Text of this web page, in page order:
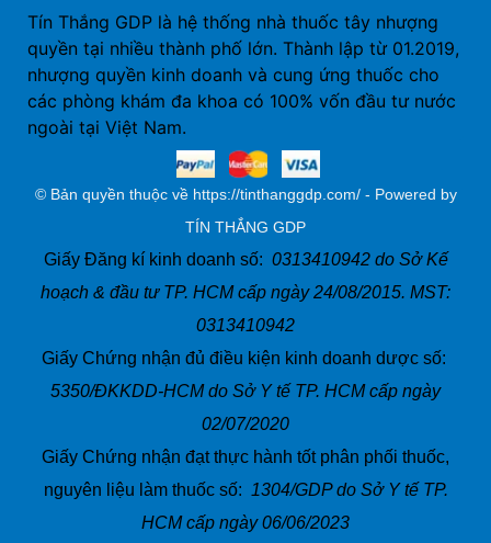
Tín Thắng GDP là hệ thống nhà thuốc tây nhượng
quyền tại nhiều thành phố lớn. Thành lập từ 01.2019,
nhượng quyền kinh doanh và cung ứng thuốc cho
các phòng khám đa khoa có 100% vốn đầu tư nước
ngoài tại Việt Nam.
© Bản quyền thuộc về https://tinthanggdp.com/ - Powered by
TÍN THẮNG GDP
Giấy Đăng kí kinh doanh số: 0313410942 do Sở Kế
hoạch & đầu tư TP. HCM cấp ngày 24/08/2015. MST:
0313410942
Giấy Chứng nhận đủ điều kiện kinh doanh dược số:
5350/ĐKKDD-HCM do Sở Y tế TP. HCM cấp ngày
02/07/2020
Giấy Chứng nhận đạt thực hành tốt phân phối thuốc,
nguyên liệu làm thuốc số: 1304/GDP do Sở Y tế TP.
HCM cấp ngày 06/06/2023